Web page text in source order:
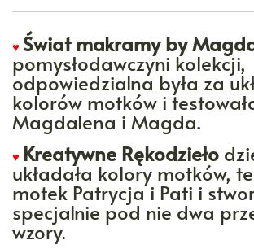
♥ Świat makramy by
pomysłodawczyni kolekcji,
odpowiedzialna była za
kolorów motków i
Magdalena i Magda.
♥ Kreatywne Rękodzieło
układała kolory motków,
motek Patrycja i Pati i
specjalnie pod nie dwa
wzory.